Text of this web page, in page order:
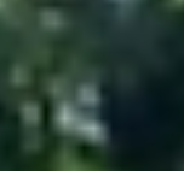
diariamente
Para
frotistas, a
de prot